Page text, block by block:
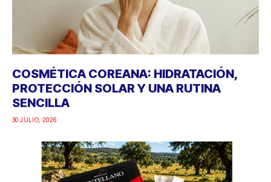
COSMÉTICA COREANA: HIDRATACIÓN,
PROTECCIÓN SOLAR Y UNA RUTINA
SENCILLA
30 JULIO, 2026